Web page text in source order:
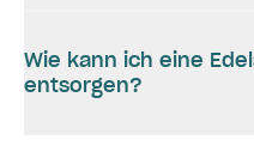
Wie kann ich eine
entsorgen?